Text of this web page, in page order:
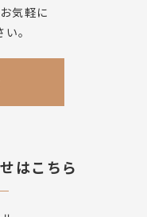
気軽に
。
はこちら